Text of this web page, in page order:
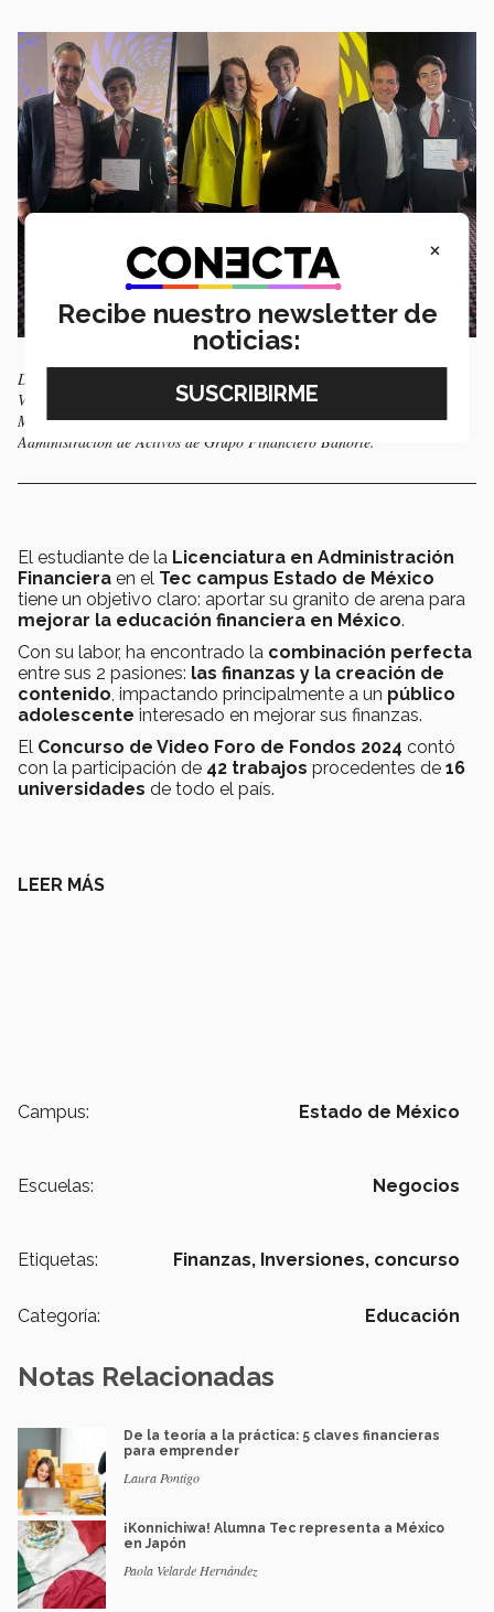
De izquierda a derecha, Santiago con Juan Hernández, director de
Vanguard LATAM; con Samantha Ricciardi, CEO de Santander Asset
Management; y con Alejandro Aguilar, director general adjunto de
Administración de Activos de Grupo Financiero Banorte.
El estudiante de la Licenciatura en Administración
Financiera en el Tec campus Estado de México
tiene un objetivo claro: aportar su granito de arena para
mejorar la educación financiera en México.
Con su labor, ha encontrado la combinación perfecta
entre sus 2 pasiones: las finanzas y la creación de
contenido, impactando principalmente a un público
adolescente interesado en mejorar sus finanzas.
El Concurso de Video Foro de Fondos 2024 contó
con la participación de 42 trabajos procedentes de 16
universidades de todo el país.
LEER MÁS
Campus: Estado de México
Escuelas: Negocios
Etiquetas: Finanzas, Inversiones, concurso
Categoría: Educación
Notas Relacionadas
De la teoría a la práctica: 5 claves financieras
para emprender
Laura Pontigo
¡Konnichiwa! Alumna Tec representa a México
en Japón
Paola Velarde Hernández
×
Recibe nuestro newsletter de
noticias: